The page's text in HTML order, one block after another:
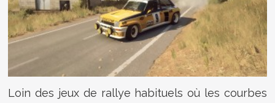
Loin des jeux de rallye habituels où les courbes